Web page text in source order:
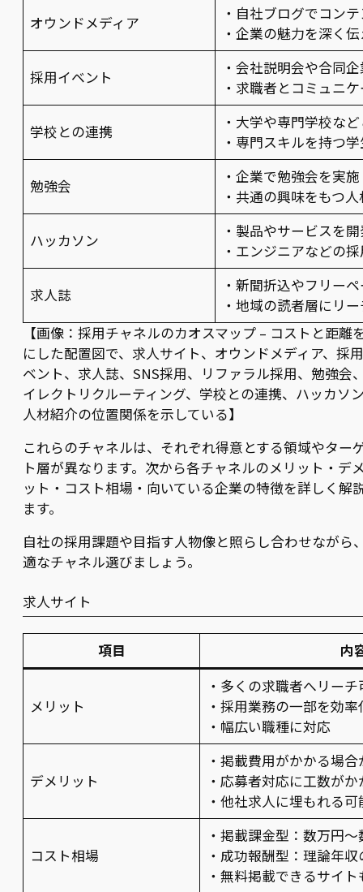
オウンドメディア
・自社ブログでコン
・企業の魅力を深く
採用イベント
・会社説明会や合同
・求職者とコミュニ
学校との連携
・大学や専門学校な
・専門スキルを持つ
勉強会
・企業で勉強会を実施
・共通の興味をもつ
ハッカソン
・製品やサービスを
・エンジニアなどの
求人誌
・新聞折込やフリー
・地域の読者層にリ
【画像：採用チャネルのカオスマップ – コストと距離
にした配置図で、求人サイト、オウンドメディア、採
ベント、求人誌、SNS採用、リファラル採用、勉強会
イレクトリクルーティング、学校との連携、ハッカソ
人材紹介の位置関係を示している】
これらのチャネルは、それぞれ得意とする領域やター
ト層が異なります。次から各チャネルのメリット・デ
ット・コスト相場・向いている企業の特徴を詳しく解
ます。
自社の採用課題や目指す人物像と照らし合わせながら
適なチャネル選びましょう。
求人サイト
項目 内
メリット
・多くの求職者へリーチ
・採用業務の一部を効率
・幅広い職種に対応
デメリット
・掲載費用がかかる場
・応募者対応に工数がか
・他社求人に埋もれる可
コスト相場
・掲載課金型：数万円
・成功報酬型：理論年
・無料掲載できるサイ